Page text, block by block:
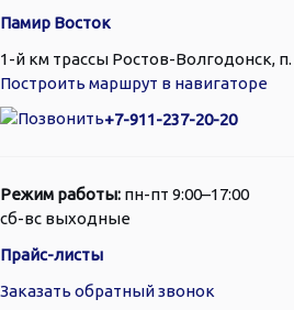
Памир Восток
1-й км трассы Ростов-Волгодонск,
Построить маршрут в навигаторе
+7-911-237-20-20
Режим работы: пн-пт 9:00–17:00
сб-вс выходные
Прайс-листы
Заказать обратный звонок